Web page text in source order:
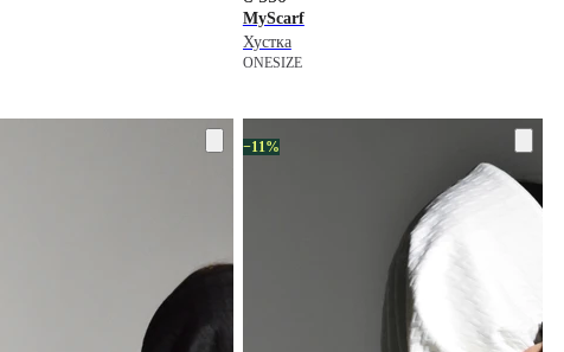
MyScarf
Хустка
ONESIZE
−11%